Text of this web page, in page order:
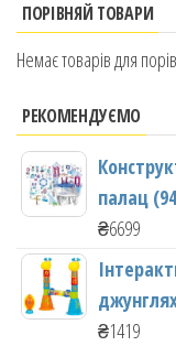
ПОРІВНЯЙ ТОВАРИ
Немає товарів для
РЕКОМЕНДУЄМО
палац
₴6699
₴1419